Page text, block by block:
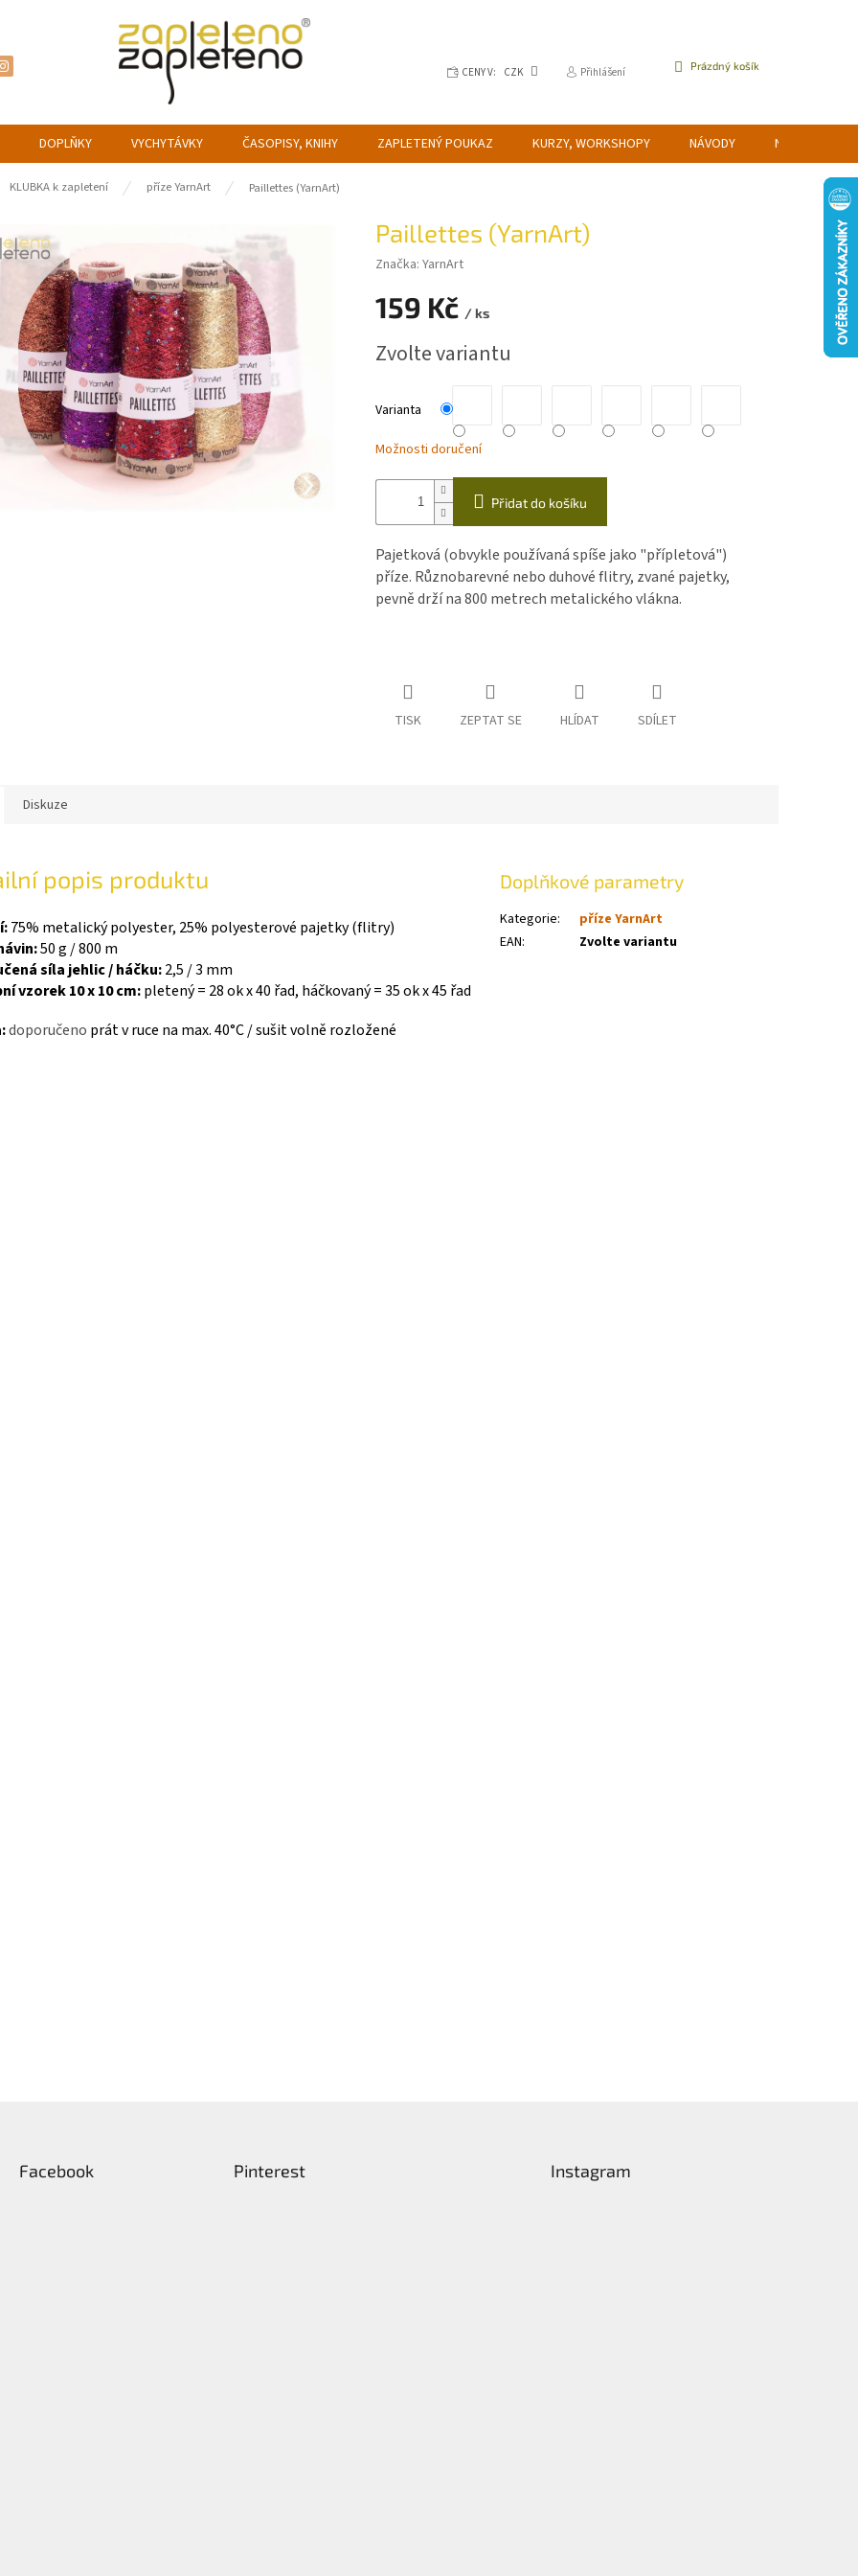
CENY V: CZK Přihlášení
NÁKUPNÍ
Prázdný košík
DOPLŇKY VYCHYTÁVKY ČASOPISY, KNIHY ZAPLETENÝ POUKAZ KURZY, WORKSHOPY NÁVODY NAPIŠTE NÁM
KLUBKA k zapletení příze YarnArt Paillettes (YarnArt)
Paillettes (YarnArt)
Značka: YarnArt
159 Kč / ks
cena:
Zvolte variantu
Varianta
Možnosti doručení
Přidat do košíku
Pajetková (obvykle používaná spíše jako "přípletová")
příze. Různobarevné nebo duhové flitry, zvané pajetky,
pevně drží na 800 metrech metalického vlákna.
TISK ZEPTAT SE HLÍDAT SDÍLET
Diskuze
popis produktu
75% metalický polyester, 25% polyesterové pajetky (flitry)
50 g / 800 m
síla jehlic / háčku:2,5 / 3 mm
vzorek 10 x 10 cm:pletený = 28 ok x 40 řad, háčkovaný = 35 ok x 45 řad
doporučeno prát v ruce na max. 40°C / sušit volně rozložené
Doplňkové parametry
Kategorie:
příze YarnArt
EAN: Zvolte variantu
Facebook Pinterest Instagram